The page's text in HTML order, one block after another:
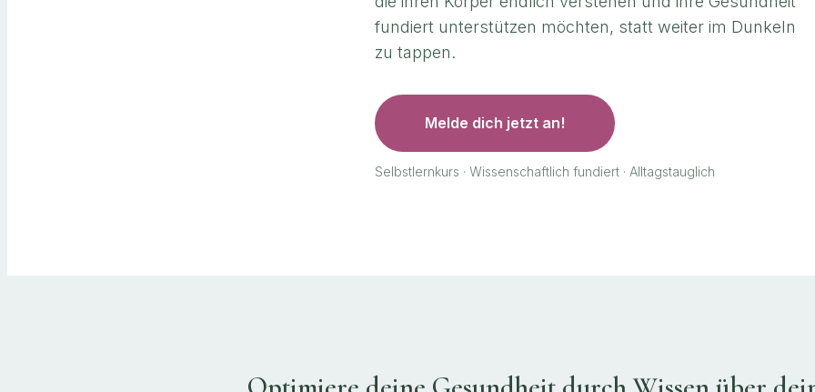
fundiert unterstützen möchten, statt weiter im Dunkeln
zu tappen.
Melde dich jetzt an!
Selbstlernkurs · Wissenschaftlich fundiert · Alltagstauglich